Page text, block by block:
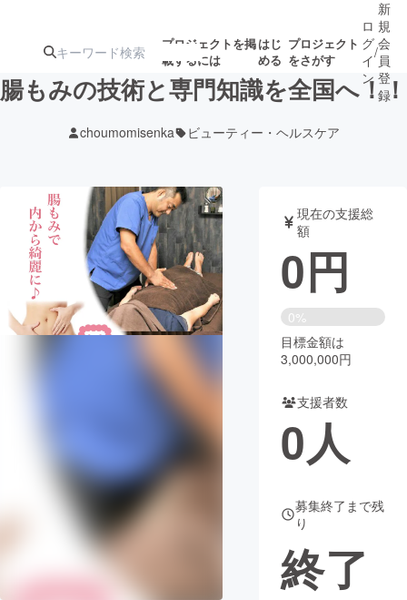
プロジェクトを掲
載するには
はじ
める
プロジェクト
をさがす
アート・写真
テクノロジー・ガジェット ゲーム・サ
書籍・雑誌
ビジネス・起業 チャレンジ
まちづくり・地域活性化
CAMPFIRE for Social Good
CAMPFIRE Creation
CAMPFIREふるさと納税
コミュニティ
ロ
グ
イ
ン
/
新
規
会
員
登
録
腸もみの技術と専門知識を全国へ！！
choumomisenka ビューティー・ヘルスケア
現在の支援総
額
0円
0%
目標金額は
3,000,000円
支援者数
0人
募集終了まで残
り
終了